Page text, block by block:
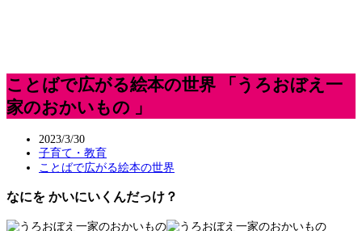
ことばで広がる絵本の世界 「うろおぼえ一
家のおかいもの 」
2023/3/30
子育て・教育
ことばで広がる絵本の世界
なにを かいにいくんだっけ？